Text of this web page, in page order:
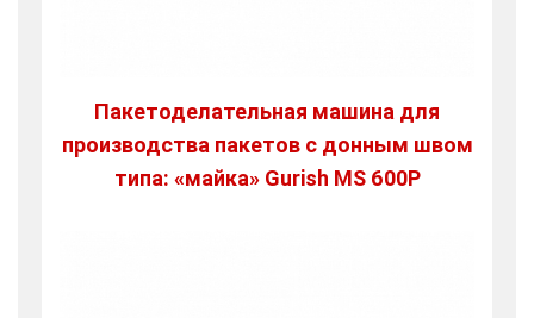
Пакетоделательная машина для
производства пакетов с донным швом
типа: «майка» Gurish MS 600P